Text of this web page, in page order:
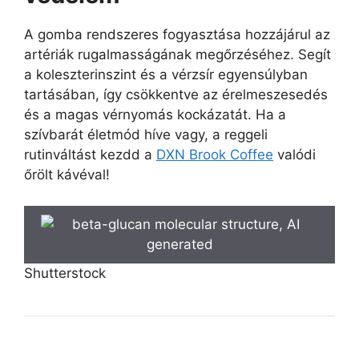
A gomba rendszeres fogyasztása hozzájárul az
artériák rugalmasságának megőrzéséhez. Segít
a koleszterinszint és a vérzsír egyensúlyban
tartásában, így csökkentve az érelmeszesedés
és a magas vérnyomás kockázatát. Ha a
szívbarát életmód híve vagy, a reggeli
rutinváltást kezdd a DXN Brook Coffee valódi
őrölt kávéval!
Shutterstock